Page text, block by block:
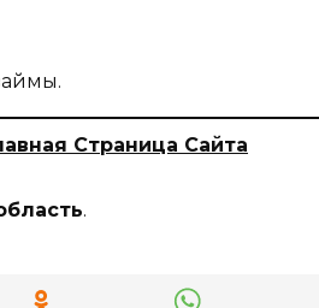
Страница Сайта
.